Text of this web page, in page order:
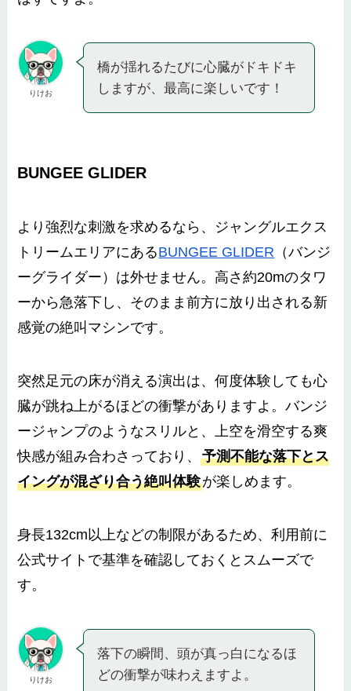
りけお
橋が揺れるたびに心臓がドキドキ
しますが、最高に楽しいです！
BUNGEE GLIDER
より強烈な刺激を求めるなら、ジャングルエクス
トリームエリアにあるBUNGEE GLIDER （バンジ
ーグライダー）は外せません。高さ約20mのタワ
ーから急落下し、そのまま前方に放り出される新
感覚の絶叫マシンです。
突然足元の床が消える演出は、何度体験しても心
臓が跳ね上がるほどの衝撃がありますよ。バンジ
ージャンプのようなスリルと、上空を滑空する爽
快感が組み合わさっており、予測不能な落下とス
イングが混ざり合う絶叫体験が楽しめます。
身長132cm以上などの制限があるため、利用前に
公式サイトで基準を確認しておくとスムーズで
す。
りけお
落下の瞬間、頭が真っ白になるほ
どの衝撃が味わえますよ。